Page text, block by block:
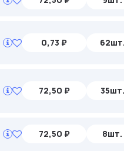
0,73 ₽ 62шт.
72,50 ₽ 35шт.
72,50 ₽ 8шт.